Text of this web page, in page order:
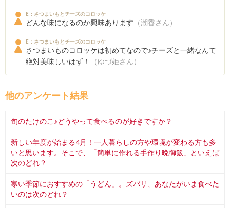
E：さつまいもとチーズのコロッケ
どんな味になるのか興味あります （潮香さん）
E：さつまいもとチーズのコロッケ
さつまいものコロッケは初めてなので♪チーズと一緒なんて
絶対美味しいはず！
（ゆづ姫さん）
他のアンケート結果
旬のたけのこ♪どうやって食べるのが好きですか？
新しい年度が始まる4月！一人暮らしの方や環境が変わる方も多
いと思います。そこで、「簡単に作れる手作り晩御飯」といえば
次のどれ？
寒い季節におすすめの「うどん」。ズバリ、あなたがいま食べた
いのは次のどれ？